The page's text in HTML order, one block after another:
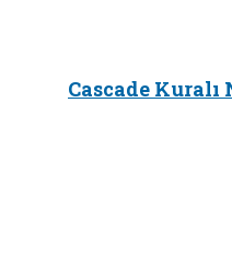
Cascade Kuralı